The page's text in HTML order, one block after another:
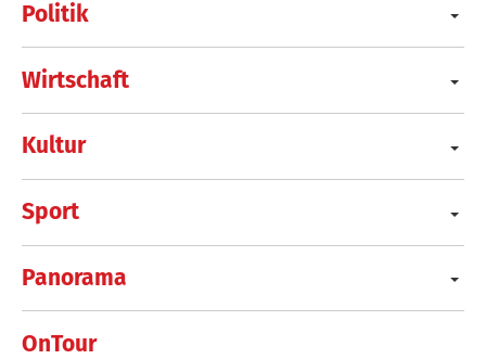
Politik
Wirtschaft
Kultur
Sport
Panorama
OnTour